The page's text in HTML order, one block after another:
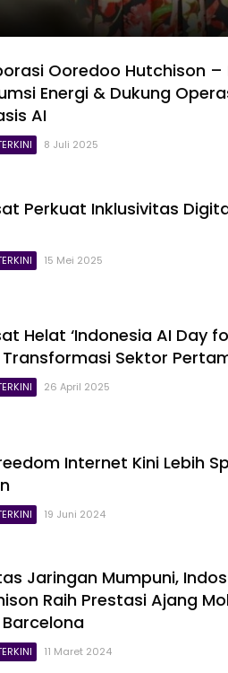
Ooredoo Hutchison –
Energi & Dukung
AI
8 Juli 2025
Perkuat Inklusivitas
15 Mei 2025
Helat ‘Indonesia AI Day
Transformasi Sektor
26 April 2025
Internet Kini Lebih
19 Juni 2024
Jaringan Mumpuni,
Raih Prestasi Ajang
11 Maret 2024